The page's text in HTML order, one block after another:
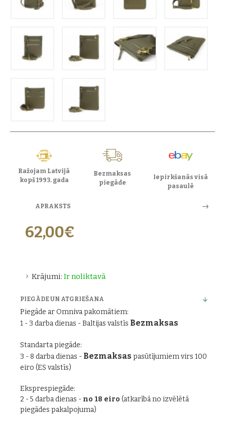
Ražojam Latvijā
kopš 1993. gada
Bezmaksas
piegāde
Iepirkšanās visā
pasaulē
APRAKSTS
Krājumi: Ir noliktavā
62,00€
PIEGĀDE UN ATGRIEŠANA
Piegāde ar Omniva pakomātiem:
1 - 3 darba dienas - Baltijas valstīs Bezmaksas
Standarta piegāde:
3 - 8 darba dienas - Bezmaksas pasūtījumiem virs 100
eiro (ES valstīs)
Eksprespiegāde:
2 - 5 darba dienas - no 18 eiro (atkarībā no izvēlētā
piegādes pakalpojuma)